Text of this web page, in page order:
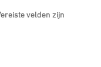
velden zijn